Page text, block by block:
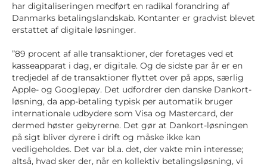
har digitaliseringen medført en radikal forandring af
Danmarks betalingslandskab. Kontanter er gradvist blevet
erstattet af digitale løsninger.
”89 procent af alle transaktioner, der foretages ved et
kasseapparat i dag, er digitale. Og de sidste par år er en
tredjedel af de transaktioner flyttet over på apps, særlig
Apple- og Googlepay. Det udfordrer den danske Dankort-
løsning, da app-betaling typisk per automatik bruger
internationale udbydere som Visa og Mastercard, der
dermed høster gebyrerne. Det gør at Dankort-løsningen
på sigt bliver dyrere i drift og måske ikke kan
vedligeholdes. Det var bl.a. det, der vakte min interesse;
altså, hvad sker der, når en kollektiv betalingsløsning, vi